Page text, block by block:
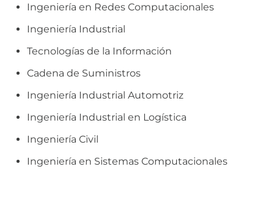
Ingeniería en Redes Computacionales
Ingeniería Industrial
Tecnologías de la Información
Cadena de Suministros
Ingeniería Industrial Automotriz
Ingeniería Industrial en Logística
Ingeniería Civil
Ingeniería en Sistemas Computacionales